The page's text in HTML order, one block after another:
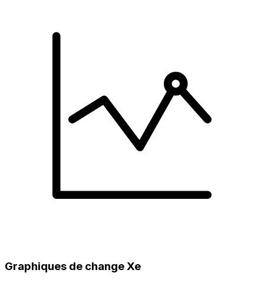
Graphiques de change Xe